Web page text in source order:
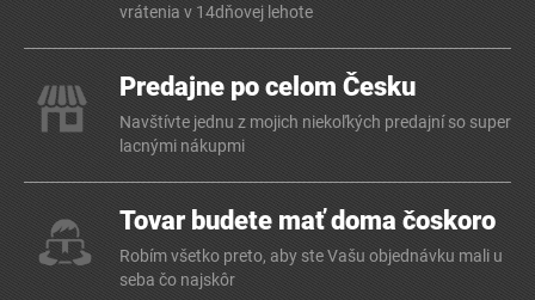
vrátenia v 14dňovej lehote
Predajne po celom Česku
Navštívte jednu z mojich niekoľkých predajní so super
lacnými nákupmi
Tovar budete mať doma čoskoro
Robím všetko preto, aby ste Vašu objednávku mali u
seba čo najskôr